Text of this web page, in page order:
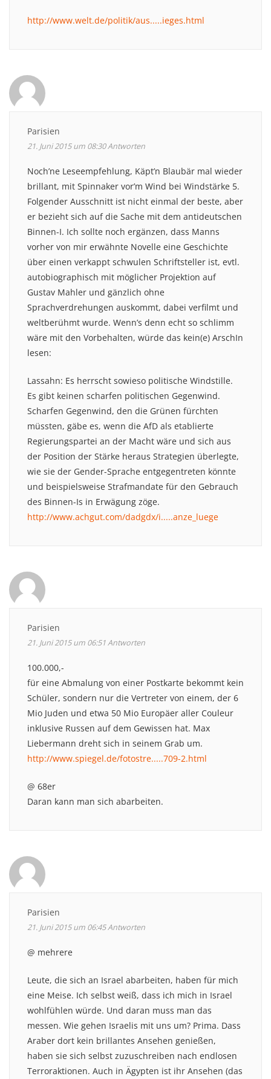
http://www.welt.de/politik/aus.....ieges.html
Parisien
21. Juni 2015 um 08:30Antworten
Noch’ne Leseempfehlung, Käpt’n Blaubär mal wieder
brillant, mit Spinnaker vor’m Wind bei Windstärke 5.
Folgender Ausschnitt ist nicht einmal der beste, aber
er bezieht sich auf die Sache mit dem antideutschen
Binnen-I. Ich sollte noch ergänzen, dass Manns
vorher von mir erwähnte Novelle eine Geschichte
über einen verkappt schwulen Schriftsteller ist, evtl.
autobiographisch mit möglicher Projektion auf
Gustav Mahler und gänzlich ohne
Sprachverdrehungen auskommt, dabei verfilmt und
weltberühmt wurde. Wenn’s denn echt so schlimm
wäre mit den Vorbehalten, würde das kein(e) ArschIn
lesen:
Lassahn: Es herrscht sowieso politische Windstille.
Es gibt keinen scharfen politischen Gegenwind.
Scharfen Gegenwind, den die Grünen fürchten
müssten, gäbe es, wenn die AfD als etablierte
Regierungspartei an der Macht wäre und sich aus
der Position der Stärke heraus Strategien überlegte,
wie sie der Gender-Sprache entgegentreten könnte
und beispielsweise Strafmandate für den Gebrauch
des Binnen-Is in Erwägung zöge.
http://www.achgut.com/dadgdx/i.....anze_luege
Parisien
21. Juni 2015 um 06:51Antworten
100.000,-
für eine Abmalung von einer Postkarte bekommt kein
Schüler, sondern nur die Vertreter von einem, der 6
Mio Juden und etwa 50 Mio Europäer aller Couleur
inklusive Russen auf dem Gewissen hat. Max
Liebermann dreht sich in seinem Grab um.
http://www.spiegel.de/fotostre.....709-2.html
@ 68er
Daran kann man sich abarbeiten.
Parisien
21. Juni 2015 um 06:45Antworten
@ mehrere
Leute, die sich an Israel abarbeiten, haben für mich
eine Meise. Ich selbst weiß, dass ich mich in Israel
wohlfühlen würde. Und daran muss man das
messen. Wie gehen Israelis mit uns um? Prima. Dass
Araber dort kein brillantes Ansehen genießen,
haben sie sich selbst zuzuschreiben nach endlosen
Terroraktionen. Auch in Ägypten ist ihr Ansehen (das